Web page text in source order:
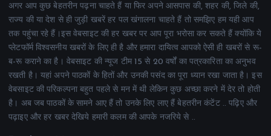
अगर आप कुछ बेहतरीन पढ़ना चाहते हैं या फिर अपने आसपास की, शहर की, जिले की,
राज्य की या देश से ही जुड़ी खबरें हर पल खंगालना चाहते हैं तो समझिए हम यही आप
तक पहुंचा रहे हैं।इस वेबसाइट की हर खबर पर आप पूरा भरोसा कर सकते हैं क्योंकि ये
प्लेटफॉर्म विश्वसनीय खबरों के लिए ही है और हमारा दायित्व आपको ऐसी ही खबरों से रू-
ब-रू कराने का है। वेबसाइट की न्यूज टीम 15 से 20 वर्षों का पत्रकारिता का अनुभव
रखती है। यहां अपने पाठकों के हितों और उनकी पसंद का पूरा ध्यान रखा जाता है। इस
वेबसाइट की परिकल्पना बहुत पहले से मन में थी लेकिन कुछ अच्छा करने में देर तो होती
है। अब जब पाठकों के सामने आए हैं तो उनके लिए लाए हैं बेहतरीन कंटेंट .. पढ़िए और
पढ़ाइए और हर खबर देखिये हमारी कलम की आपके नजरिये से ..